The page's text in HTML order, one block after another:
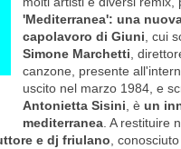
'Mediterranea': una
capolavoro di Giuni, cui
Simone Marchetti,
canzone, presente
uscito nel marzo 1984, e
Antonietta Sisini, è un
mediterranea. A restituire
e dj friulano,